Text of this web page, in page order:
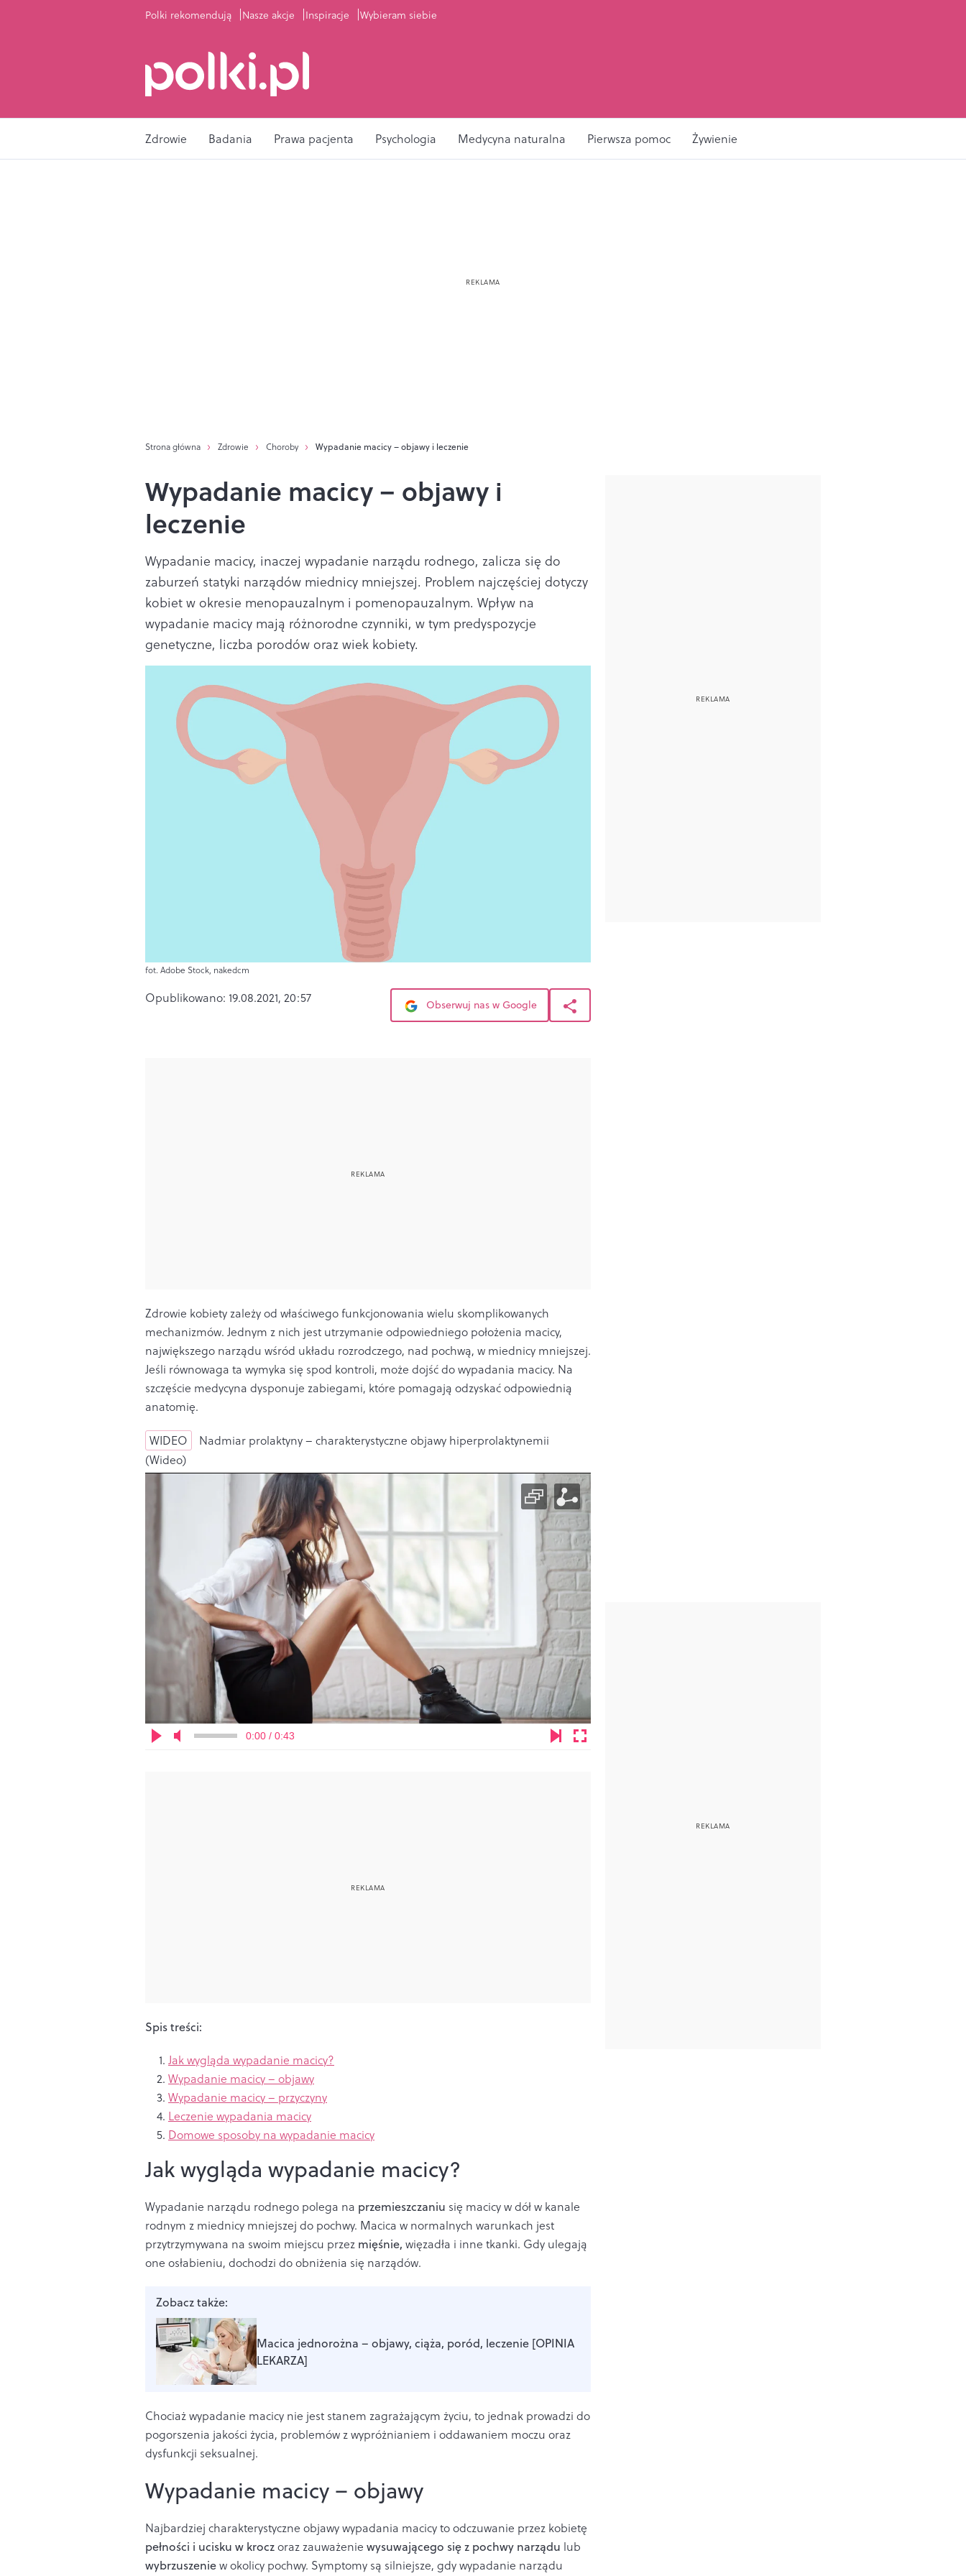
Polki rekomendują Nasze akcje Inspiracje Wybieram siebie
Zdrowie Badania Prawa pacjenta Psychologia Medycyna naturalna Pierwsza pomoc Żywienie
Strona główna Zdrowie Choroby Wypadanie macicy – objawy i leczenie
Wypadanie macicy – objawy i
leczenie
Wypadanie macicy, inaczej wypadanie narządu rodnego, zalicza się do
zaburzeń statyki narządów miednicy mniejszej. Problem najczęściej dotyczy
kobiet w okresie menopauzalnym i pomenopauzalnym. Wpływ na
wypadanie macicy mają różnorodne czynniki, w tym predyspozycje
genetyczne, liczba porodów oraz wiek kobiety.
fot. Adobe Stock, nakedcm
Opublikowano: 19.08.2021, 20:57 Obserwuj nas w Google
Zdrowie kobiety zależy od właściwego funkcjonowania wielu skomplikowanych
mechanizmów. Jednym z nich jest utrzymanie odpowiedniego położenia macicy,
największego narządu wśród układu rozrodczego, nad pochwą, w miednicy mniejszej.
Jeśli równowaga ta wymyka się spod kontroli, może dojść do wypadania macicy. Na
szczęście medycyna dysponuje zabiegami, które pomagają odzyskać odpowiednią
anatomię.
WIDEO
Nadmiar prolaktyny – charakterystyczne objawy hiperprolaktynemii
(Wideo)
0:00 / 0:43
Spis treści:
Jak wygląda wypadanie macicy?
Wypadanie macicy – objawy
Wypadanie macicy – przyczyny
Leczenie wypadania macicy
Domowe sposoby na wypadanie macicy
Jak wygląda wypadanie macicy?
Wypadanie narządu rodnego polega na przemieszczaniu się macicy w dół w kanale
rodnym z miednicy mniejszej do pochwy. Macica w normalnych warunkach jest
przytrzymywana na swoim miejscu przez mięśnie, więzadła i inne tkanki. Gdy ulegają
one osłabieniu, dochodzi do obniżenia się narządów.
Zobacz także:
Macica jednorożna – objawy, ciąża, poród, leczenie [OPINIA
LEKARZA]
Chociaż wypadanie macicy nie jest stanem zagrażającym życiu, to jednak prowadzi do
pogorszenia jakości życia, problemów z wypróżnianiem i oddawaniem moczu oraz
dysfunkcji seksualnej.
Wypadanie macicy – objawy
Najbardziej charakterystyczne objawy wypadania macicy to odczuwanie przez kobietę
pełności i ucisku w kroczoraz zauważenie wysuwającego się z pochwy narządu lub
wybrzuszeniew okolicy pochwy. Symptomy są silniejsze, gdy wypadanie narządu